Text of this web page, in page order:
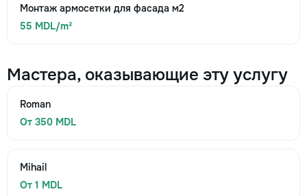
Монтаж армосетки для фасада м2
55 MDL/m²
Мастера, оказывающие эту услугу
Roman
От 350 MDL
Mihail
От 1 MDL